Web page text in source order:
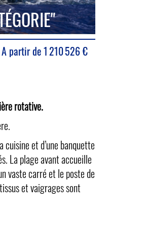
A partir de1 210 526€
rotative.
et d’une banquette
La plage avant accueille
vaste carré et le poste de
et vaigrages sont